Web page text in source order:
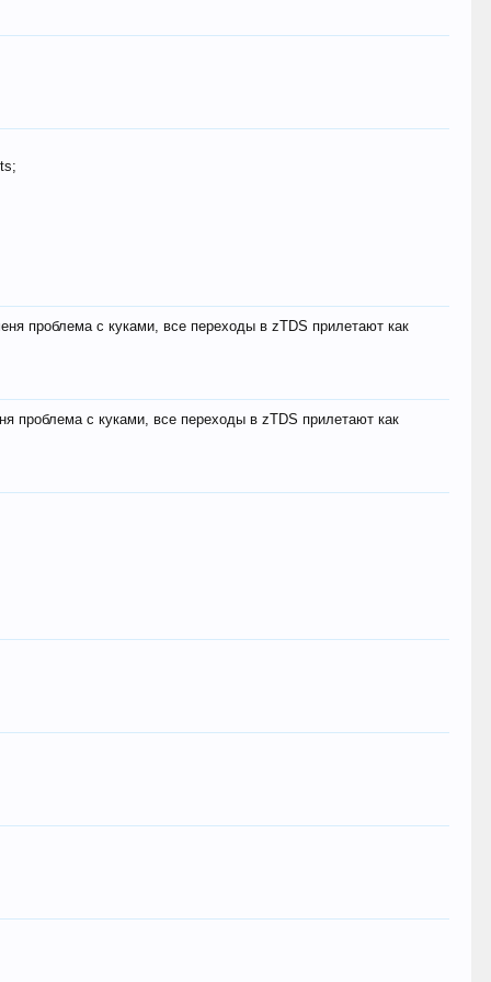
проблема с куками, все переходы в zTDS прилетают как
проблема с куками, все переходы в zTDS прилетают как